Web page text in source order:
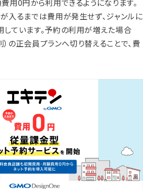
用0円から利用できるようになります。
入るまでは費用が発生せず、ジャンルに
ています。予約の利用が増えた場合
の正会員プランへ切り替えることで、費